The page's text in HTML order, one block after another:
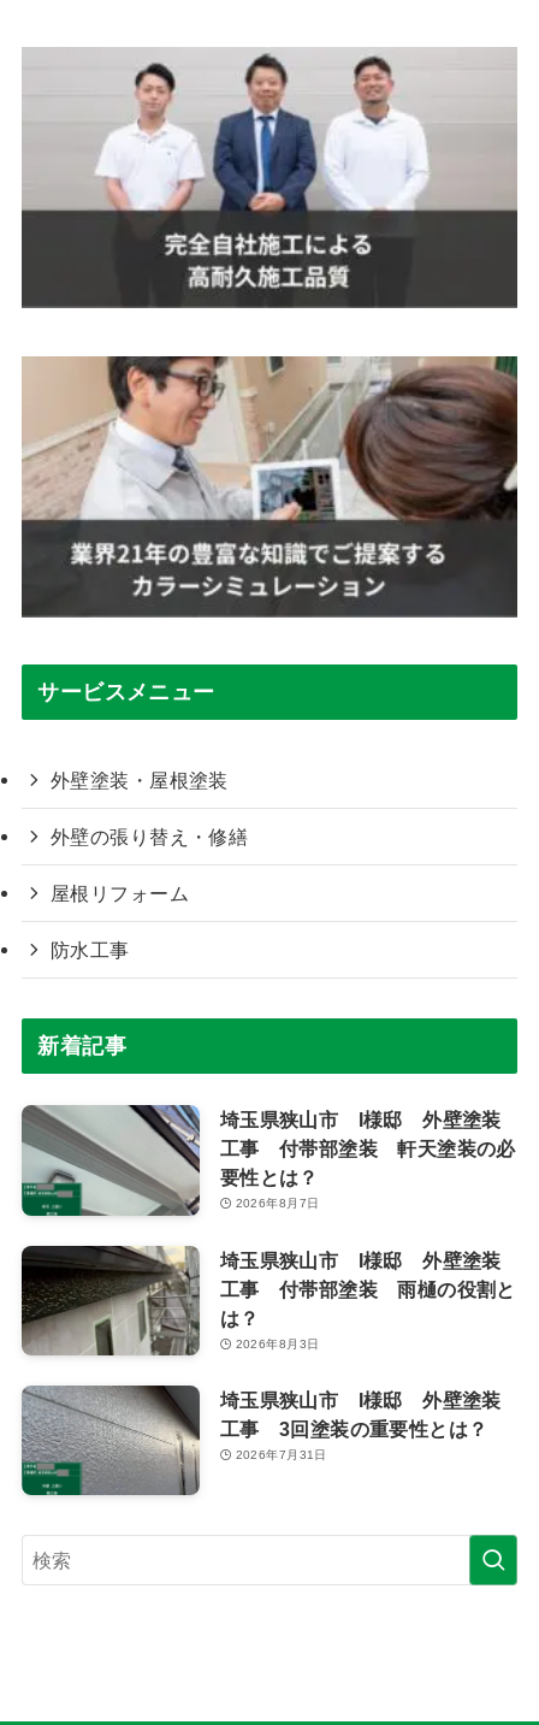
サービスメニュー
外壁塗装・屋根塗装
外壁の張り替え・修繕
屋根リフォーム
防水工事
新着記事
埼玉県狭山市 I様邸 外壁塗装
工事 付帯部塗装 軒天塗装の必
要性とは？
2026年8月7日
埼玉県狭山市 I様邸 外壁塗装
工事 付帯部塗装 雨樋の役割と
は？
2026年8月3日
埼玉県狭山市 I様邸 外壁塗装
工事 3回塗装の重要性とは？
2026年7月31日